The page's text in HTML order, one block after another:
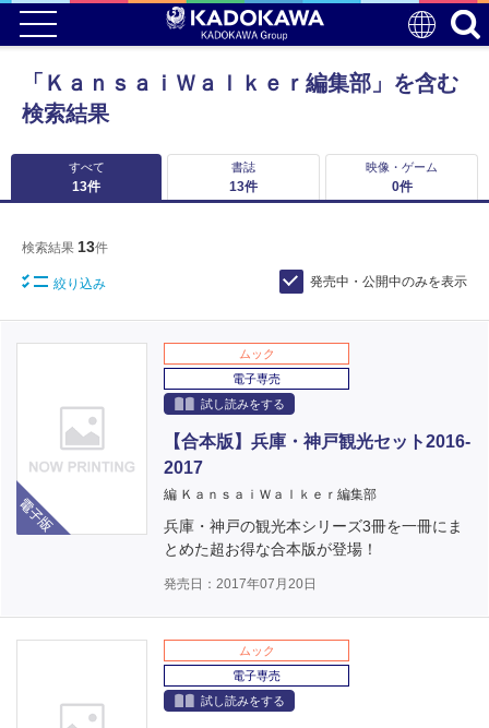
「ＫａｎｓａｉＷａｌｋｅｒ編集部」を含む
検索結果
すべて
13件
書誌
13件
映像・ゲーム
0件
検索結果 13件
絞り込み 発売中・公開中のみを表示
ムック
電子専売
試し読みをする
【合本版】兵庫・神戸観光セット2016-
2017
編 ＫａｎｓａｉＷａｌｋｅｒ編集部
兵庫・神戸の観光本シリーズ3冊を一冊にま
とめた超お得な合本版が登場！
発売日：2017年07月20日
ムック
電子専売
試し読みをする